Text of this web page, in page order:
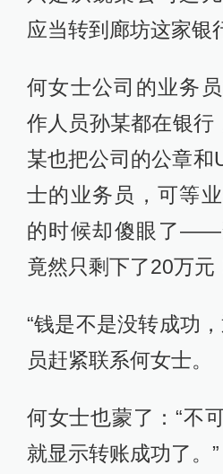
应当转到廊坊这家银
何女士公司的业务
作人员孙某都在银行
某也把公司的公章和
士的业务员，可等
的时候却傻眼了——
竟然只剩下了20万元
“钱是不是没转成功
员赶紧联系何女士。
何女士也蒙了：“不
就显示转账成功了。”